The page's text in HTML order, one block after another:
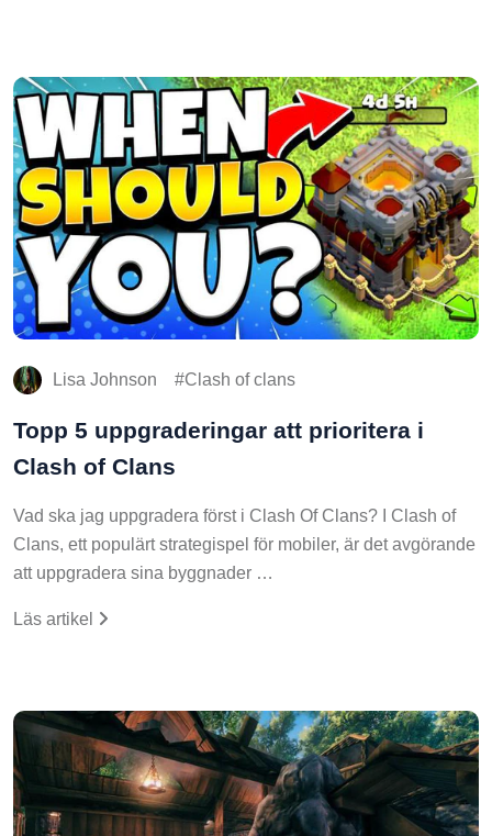
Lisa Johnson Clash of clans
Topp 5 uppgraderingar att prioritera i
Clash of Clans
Vad ska jag uppgradera först i Clash Of Clans? I Clash of
Clans, ett populärt strategispel för mobiler, är det avgörande
att uppgradera sina byggnader …
Läs artikel